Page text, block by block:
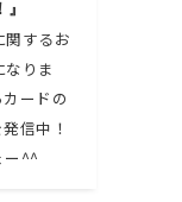
関するお
りま
ードの
信中！
ー^^